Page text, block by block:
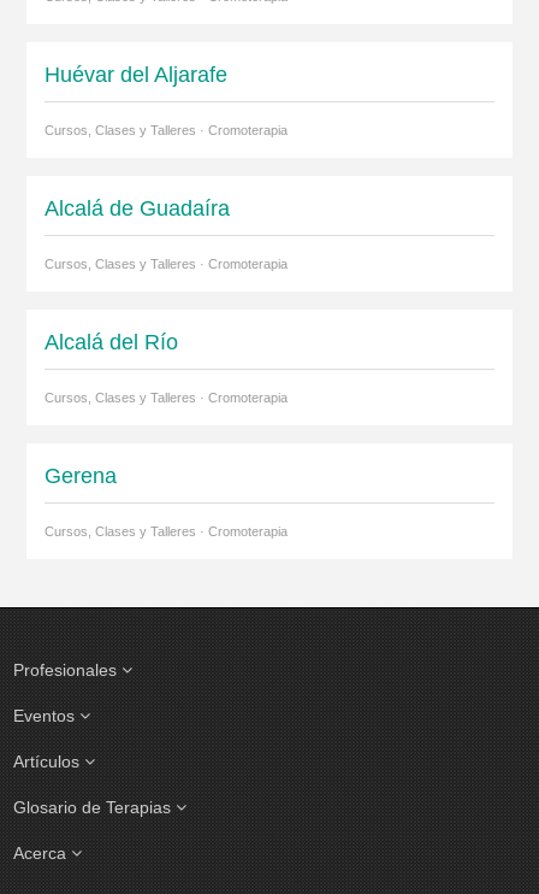
Huévar del Aljarafe
Cursos, Clases y Talleres · Cromoterapia
Alcalá de Guadaíra
Cursos, Clases y Talleres · Cromoterapia
Alcalá del Río
Cursos, Clases y Talleres · Cromoterapia
Gerena
Cursos, Clases y Talleres · Cromoterapia
Profesionales
Eventos
Artículos
Glosario de Terapias
Acerca